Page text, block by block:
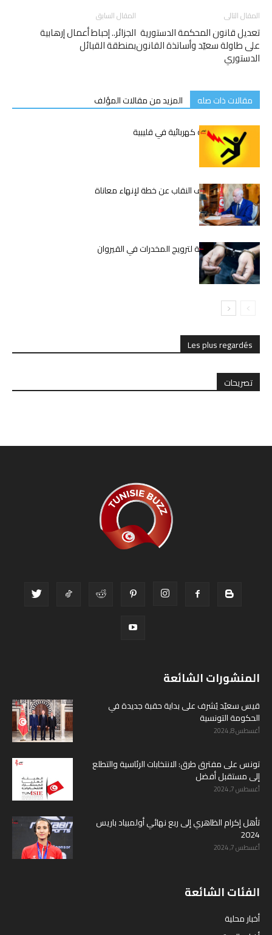
المقال السابق
الجزائر.. إحباط أعمال إرهابية
بمنطقة القبائل
المقال التالى
تعديل قانون المحكمة الدستورية
على طاولة سعيّد وأساتذة القانون
الدستوري
مقالات ذات صله
المزيد من مقالات المؤلف
وفاة شاب بصعقة كهربائية في قليبية
قيس سعيّد يكشف النقاب عن خطة لإنهاء معاناة
المعلمين
تفكيك شبكة دولية لترويج المخدرات في القيروان
Les plus regardés
تصريحات
المنشورات الشائعة
قيس سعيّد يُشرف على بداية حقبة جديدة في
الحكومة التونسية
أغسطس 8, 2024
تونس على مفترق طرق: الانتخابات الرئاسية والتطلع
إلى مستقبل أفضل
أغسطس 7, 2024
تأهل إكرام الظاهري إلى ربع نهائي أولمبياد باريس
2024
أغسطس 7, 2024
الفئات الشائعة
أخبار محلية